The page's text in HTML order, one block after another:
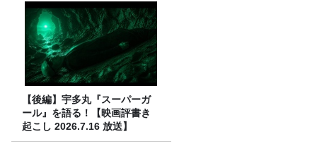
【後編】宇多丸『スーパーガ
ール』を語る！【映画評書き
起こし 2026.7.16 放送】